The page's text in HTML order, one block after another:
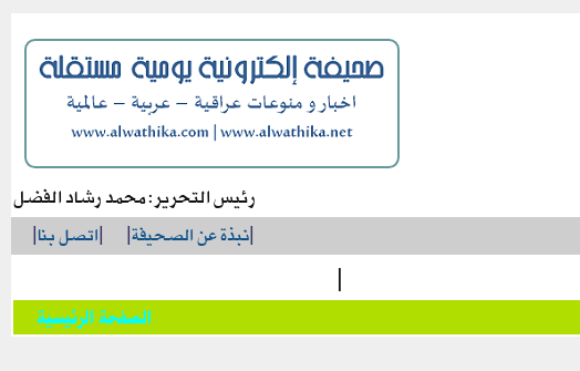
رئيس التحرير: محمد رشاد الفضل
|نبذة عن الصحيفة|
|اتصل بنا|
|
الصفحة الرئيسية